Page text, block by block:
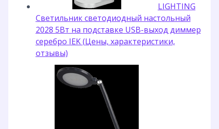
LIGHTING
Светильник светодиодный настольный
2028 5Вт на подставке USB-выход диммер
серебро IEK (Цены, характеристики,
отзывы)